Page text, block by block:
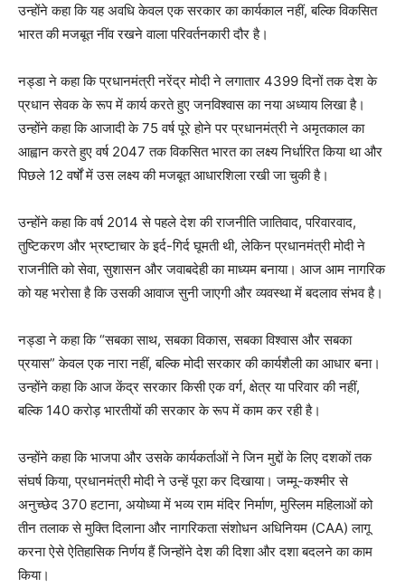
उन्होंने कहा कि यह अवधि केवल एक सरकार का कार्यकाल नहीं, बल्कि विकसित
भारत की मजबूत नींव रखने वाला परिवर्तनकारी दौर है।
नड्डा ने कहा कि प्रधानमंत्री नरेंद्र मोदी ने लगातार 4399 दिनों तक देश के
प्रधान सेवक के रूप में कार्य करते हुए जनविश्वास का नया अध्याय लिखा है।
उन्होंने कहा कि आजादी के 75 वर्ष पूरे होने पर प्रधानमंत्री ने अमृतकाल का
आह्वान करते हुए वर्ष 2047 तक विकसित भारत का लक्ष्य निर्धारित किया था और
पिछले 12 वर्षों में उस लक्ष्य की मजबूत आधारशिला रखी जा चुकी है।
उन्होंने कहा कि वर्ष 2014 से पहले देश की राजनीति जातिवाद, परिवारवाद,
तुष्टिकरण और भ्रष्टाचार के इर्द-गिर्द घूमती थी, लेकिन प्रधानमंत्री मोदी ने
राजनीति को सेवा, सुशासन और जवाबदेही का माध्यम बनाया। आज आम नागरिक
को यह भरोसा है कि उसकी आवाज सुनी जाएगी और व्यवस्था में बदलाव संभव है।
नड्डा ने कहा कि “सबका साथ, सबका विकास, सबका विश्वास और सबका
प्रयास” केवल एक नारा नहीं, बल्कि मोदी सरकार की कार्यशैली का आधार बना।
उन्होंने कहा कि आज केंद्र सरकार किसी एक वर्ग, क्षेत्र या परिवार की नहीं,
बल्कि 140 करोड़ भारतीयों की सरकार के रूप में काम कर रही है।
उन्होंने कहा कि भाजपा और उसके कार्यकर्ताओं ने जिन मुद्दों के लिए दशकों तक
संघर्ष किया, प्रधानमंत्री मोदी ने उन्हें पूरा कर दिखाया। जम्मू-कश्मीर से
अनुच्छेद 370 हटाना, अयोध्या में भव्य राम मंदिर निर्माण, मुस्लिम महिलाओं को
तीन तलाक से मुक्ति दिलाना और नागरिकता संशोधन अधिनियम (CAA) लागू
करना ऐसे ऐतिहासिक निर्णय हैं जिन्होंने देश की दिशा और दशा बदलने का काम
किया।